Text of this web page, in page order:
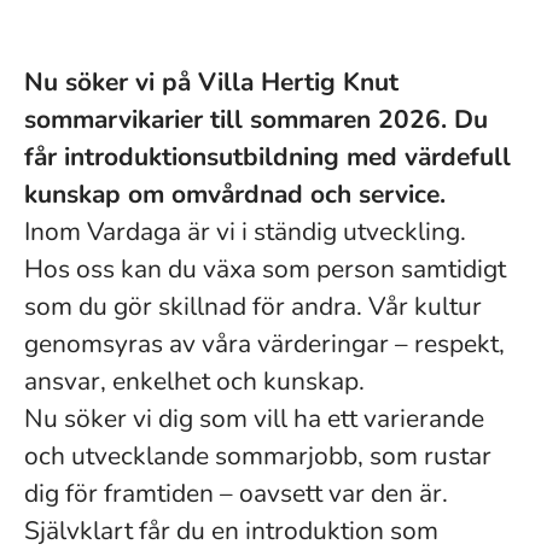
Nu söker vi på Villa Hertig Knut
sommarvikarier till sommaren 2026. Du
får introduktionsutbildning med värdefull
kunskap om omvårdnad och service.
Inom Vardaga är vi i ständig utveckling.
Hos oss kan du växa som person samtidigt
som du gör skillnad för andra. Vår kultur
genomsyras av våra värderingar – respekt,
ansvar, enkelhet och kunskap.
Nu söker vi dig som vill ha ett varierande
och utvecklande sommarjobb, som rustar
dig för framtiden – oavsett var den är.
Självklart får du en introduktion som